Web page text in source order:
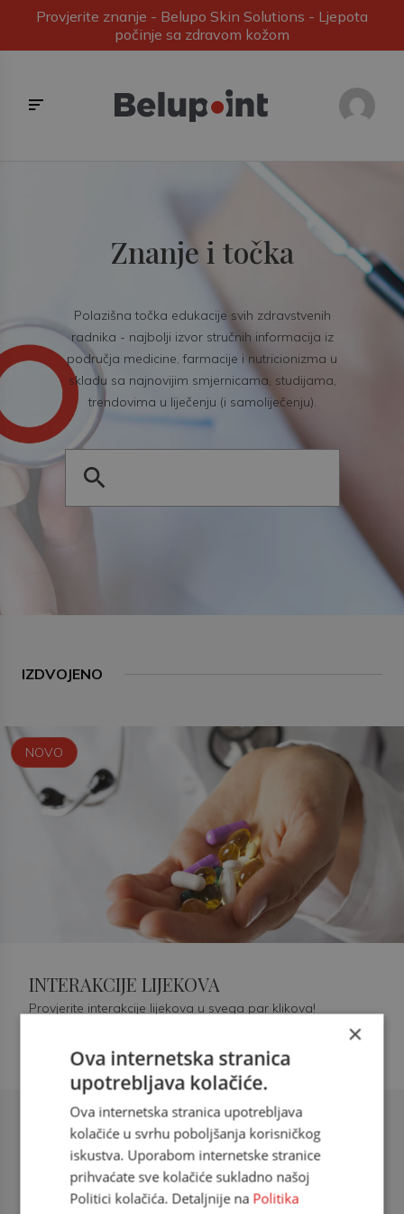
Provjerite znanje - Belupo Skin Solutions - Ljepota
počinje sa zdravom kožom
Znanje i točka
Polazišna točka edukacije svih zdravstvenih
radnika - najbolji izvor stručnih informacija iz
područja medicine, farmacije i nutricionizma u
skladu sa najnovijim smjernicama, studijama,
trendovima u liječenju (i samoliječenju).
IZDVOJENO
Šećerna bolest tip 2 = kardiovaskularna
doc. dr. sc. Višnja Kokić Maleš,
dr.med., specijalististica
NOVO
INTERAKCIJE LIJEKOVA
Provjerite interakcije lijekova u svega par klikova!
×
Ova internetska stranica
upotrebljava kolačiće.
Ova internetska stranica upotrebljava
kolačiće u svrhu poboljšanja korisničkog
iskustva. Uporabom internetske stranice
prihvaćate sve kolačiće sukladno našoj
Politici kolačića. Detaljnije na Politika